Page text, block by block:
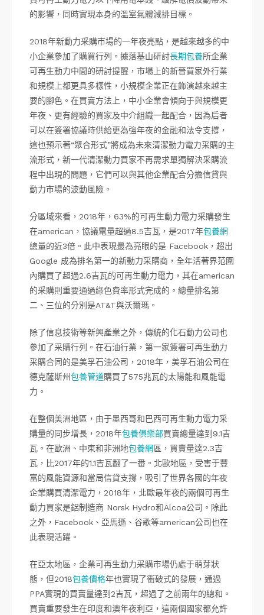
的影響，同時實現本身的溫室氣體減排目標。
2018年新動力采購市場的一年夜亮點，是越來越多的中
小企業參加了購買行列。據落基山研討長期包養所企業
可再生動力中間的研討提醒，市場上的新晉買家外行業
和規模上都更具多樣性，小規模企業正在飾演越來越主
要的腳色。在買賣方法上，中小企業會傾向于與規模更
年夜、更有經驗的買家及中介組織一起配合，因為后者
可以在簽署協議時供給更為強年夜的金融和法令支撐，
這也預示著“聚合形式”將成為未來清潔動力電力采購的主
流形式，新一代清潔動力買家不再需求單獨解決采購流
程中出現的問題，它們可以與其他企業配合分擔信貸與
動力市場的波動風險。
分區域來看，2018年，63%的可再生動力電力采購發生
在american，協議電量超過8.5吉瓦，是2017年包養網
總量的近3倍。此中表現最為亮眼的是 Facebook，超出
Google 成為排名第一的新動力采購商，全年活著界范圍
內購買了超過2.6吉瓦的可再生動力電力，其在american
的采購則重要通過綠色費率形式完成的。總量排名第
二、三位的分別是AT&T與沃爾瑪。
除了信息技術等新興產業之外，傳統的化石動力公司也
參加了采購行列。在石油行業，第一家簽署可再生動力
采購合同的是美孚石油公司，2018年，美孚石油公司在
德克薩斯州包養管道購買了575兆瓦的太陽能和風能電
力。
在整個美洲地區，由于墨西哥和巴西可再生動力電力采
購量的同步增長，2018年包養俱樂部買賣總量達到9.1吉
瓦。在歐洲、中東和非洲地包養網區，買賣量達2.3吉
瓦，比2017年的1.1吉瓦翻了一番。北歐地區，受害于豐
富的風能資源和當局信貸支撐，吸引了世界各國的年夜
企業購買清潔電力，2018年，北歐最年夜的兩個可再生
動力買家是鋁制造商 Norsk Hydro和Alcoa公司。除此
之外，Facebook、亞馬遜、谷歌等american公司也在
此表現活躍。
在亞太地區，企業可再生動力采購市場仍處于萌芽狀
態，但2018包養價格年也實現了衝破式的發展，通過
PPA實現的買賣量達到2吉瓦，超過了之前兩年的總和。
買賣重要發生在印度和澳年夜利亞，這兩個國家都允許